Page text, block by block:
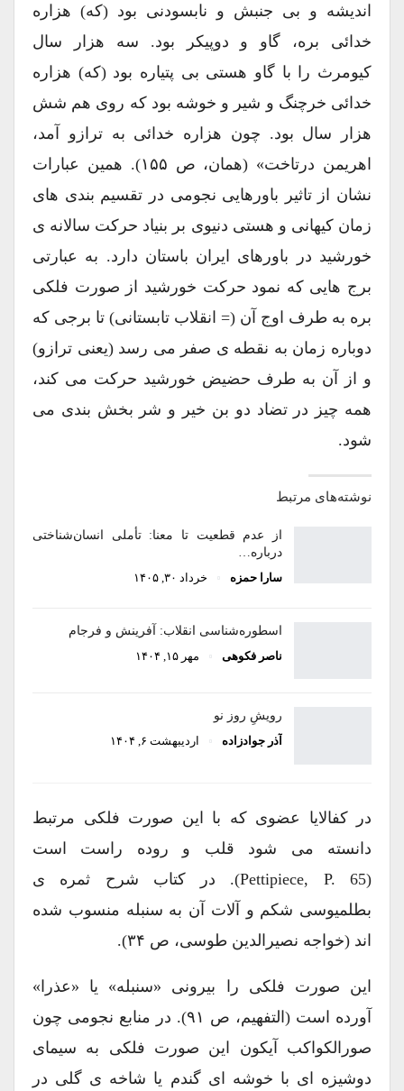
اندیشه و بی جنبش و نابسودنی بود (که) هزاره
خدائی بره، گاو و دوپیکر بود. سه هزار سال
کیومرث را با گاو هستی بی پتیاره بود (که) هزاره
خدائی خرچنگ و شیر و خوشه بود که روی هم شش
هزار سال بود. چون هزاره خدائی به ترازو آمد،
اهریمن درتاخت» (همان، ص ۱۵۵). همین عبارات
نشان از تاثیر باورهایی نجومی در تقسیم بندی های
زمان کیهانی و هستی دنیوی بر بنیاد حرکت سالانه ی
خورشید در باورهای ایران باستان دارد. به عبارتی
برج هایی که نمود حرکت خورشید از صورت فلکی
بره به طرف اوج آن (= انقلاب تابستانی) تا برجی که
دوباره زمان به نقطه ی صفر می رسد (یعنی ترازو)
و از آن به طرف حضیض خورشید حرکت می کند،
همه چیز در تضاد دو بن خیر و شر بخش بندی می
شود.
نوشته‌های مرتبط
از عدم قطعیت تا معنا: تأملی انسان‌شناختی
درباره…
سارا حمزه
خرداد ۳۰, ۱۴۰۵
اسطوره‌شناسی انقلاب: آفرینش و فرجام
ناصر فکوهی
مهر ۱۵, ۱۴۰۴
رویشِ روز نو
آذر جوادزاده
اردیبهشت ۶, ۱۴۰۴
در کفالایا عضوی که با این صورت فلکی مرتبط
دانسته می شود قلب و روده راست است
(Pettipiece, P. 65). در کتاب شرح ثمره ی
بطلمیوسی شکم و آلات آن به سنبله منسوب شده
اند (خواجه نصیرالدین طوسی، ص ۳۴).
این صورت فلکی را بیرونی «سنبله» یا «عذرا»
آورده است (التفهیم، ص ۹۱). در منابع نجومی چون
صورالکواکب آیکون این صورت فلکی به سیمای
دوشیزه ای با خوشه ای گندم یا شاخه ی گلی در